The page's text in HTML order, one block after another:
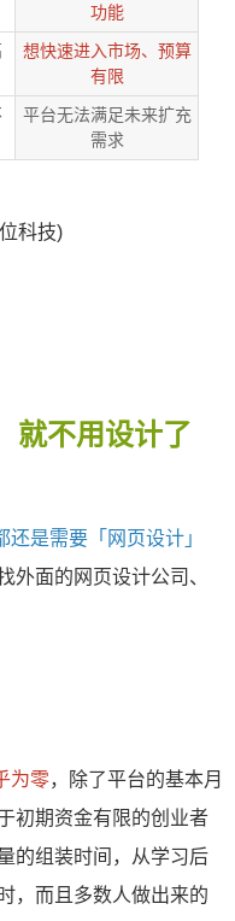
功能
想快速进入市场、预算
有限
平台无法满足未来扩充
需求
科技)
就不用设计了
是需要「网页设计」
外面的网页设计公司、
为零，除了平台的基本月
初期资金有限的创业者
的组装时间，从学习后
，而且多数人做出来的